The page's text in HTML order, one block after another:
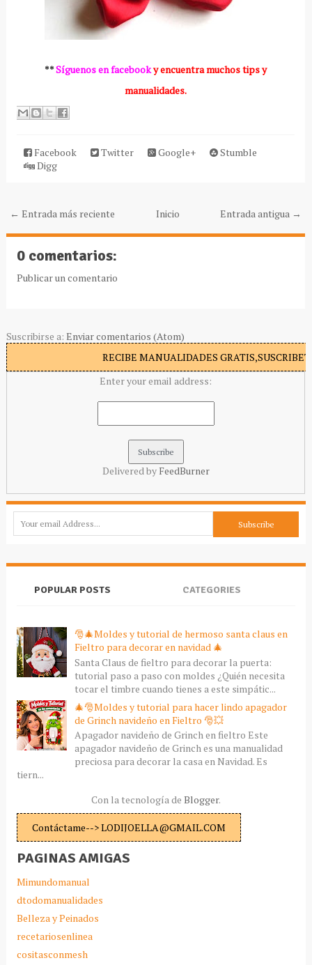
**Síguenos en facebooky encuentra muchos tips y
manualidades.
Facebook Twitter Google+
Stumble
Digg
← Entrada más reciente Entrada antigua →
Inicio
0 comentarios:
Publicar un comentario
Suscribirse a: Enviar comentarios (Atom)
RECIBE MANUALIDADES
Enter your email address:
Delivered by FeedBurner
POPULAR POSTS CATEGORIES
🎅🎄Moldes y tutorial de hermoso santa claus en
Fieltro para decorar en navidad 🎄
Santa Claus de fieltro para decorar la puerta:
tutorial paso a paso con moldes ¿Quién necesita
tocar el timbre cuando tienes a este simpátic...
🎄🎅Moldes y tutorial para hacer lindo apagador
de Grinch navideño en Fieltro 🎅💥
Apagador navideño de Grinch en fieltro Este
apagador navideño de Grinch es una manualidad
preciosa para decorar la casa en Navidad. Es
tiern...
Con la tecnología de Blogger.
Contáctame--> LODIJOELLA@GMAIL.COM
PAGINAS AMIGAS
Mimundomanual
dtodomanualidades
Belleza y Peinados
recetariosenlinea
cositasconmesh